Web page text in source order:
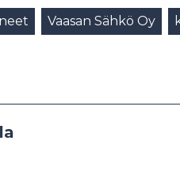
Vaasan Sähkö Oy